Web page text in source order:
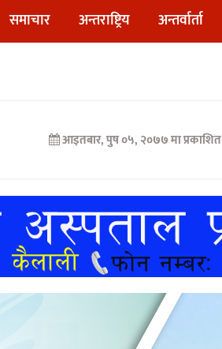
समाचार अन्तराष्ट्रिय अन्तर्वार्ता
आइतबार, पुष ०५, २०७७ मा प्रकाशित